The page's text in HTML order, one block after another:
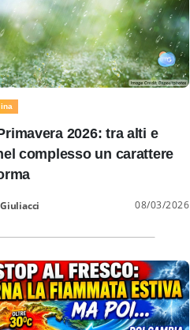
2026: tra alti e
complesso un carattere
08/03/2026